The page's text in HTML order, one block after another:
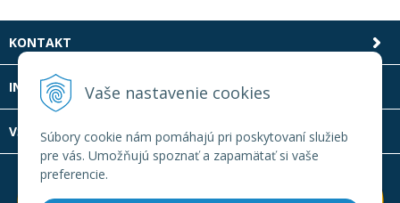
Vaše nastavenie cookies
Súbory cookie nám pomáhajú pri poskytovaní služieb
pre vás. Umožňujú spoznať a zapamätať si vaše
preferencie.
KONTAKT
INFOLINKA
VŠETKO O NÁKUPE